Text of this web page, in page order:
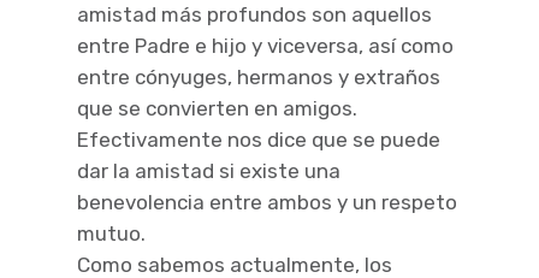
amistad más profundos son aquellos
entre Padre e hijo y viceversa, así como
entre cónyuges, hermanos y extraños
que se convierten en amigos.
Efectivamente nos dice que se puede
dar la amistad si existe una
benevolencia entre ambos y un respeto
mutuo.
Como sabemos actualmente, los